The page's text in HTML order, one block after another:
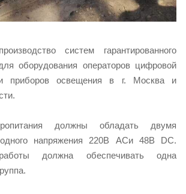
систем гарантированного
оборудования операторов цифровой
приборов освещения в г. Москва и
должны обладать двумя
напряжения 220В ACи 48В DC.
должна обеспечивать одна